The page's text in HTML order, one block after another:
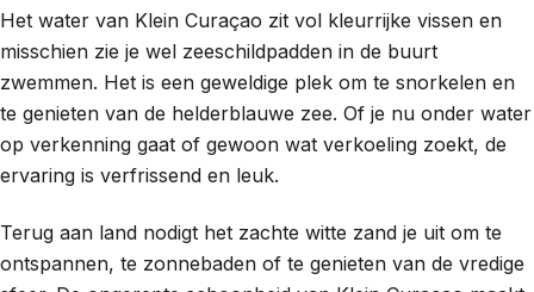
Het water van Klein Curaçao zit vol kleurrijke vissen en
misschien zie je wel zeeschildpadden in de buurt
zwemmen. Het is een geweldige plek om te snorkelen en
te genieten van de helderblauwe zee. Of je nu onder water
op verkenning gaat of gewoon wat verkoeling zoekt, de
ervaring is verfrissend en leuk.
Terug aan land nodigt het zachte witte zand je uit om te
ontspannen, te zonnebaden of te genieten van de vredige